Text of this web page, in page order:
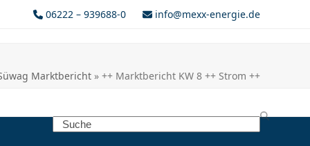
06222 – 939688-0 info@mexx-energie.de
Marktbericht » ++ Marktbericht KW 8 ++ Strom ++
Search